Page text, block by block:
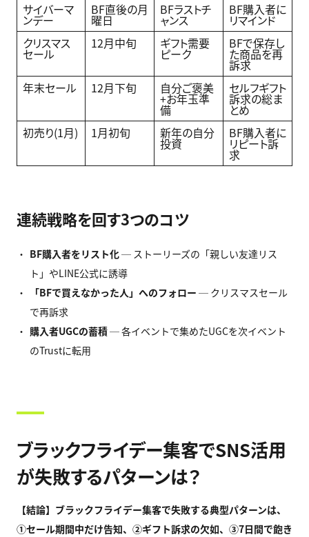
サイバーマ
ンデー
BF直後の月
曜日
BFラストチ
ャンス
BF購入者に
リマインド
クリスマス
セール
12月中旬 ギフト需要
ピーク
BFで保存し
た商品を再
訴求
年末セール
12月下旬 自分ご褒美
+お年玉準
備
セルフギフト
訴求の総ま
とめ
初売り(1月)
1月初旬 新年の自分
投資
BF購入者に
リピート訴
求
連続戦略を回す3つのコツ
BF購入者をリスト化─ ストーリーズの「親しい友達リス
ト」やLINE公式に誘導
「BFで買えなかった人」へのフォロー ─ クリスマスセール
で再訴求
購入者UGCの蓄積─ 各イベントで集めたUGCを次イベント
のTrustに転用
ブラックフライデー集客でSNS活用
が失敗するパターンは？
【結論】ブラックフライデー集客で失敗する典型パターンは、
①セール期間中だけ告知、②ギフト訴求の欠如、③7日間で飽き